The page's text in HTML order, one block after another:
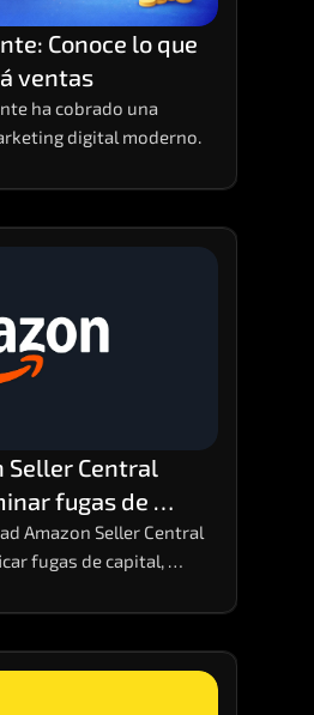
Conoce lo que
ventas
ha cobrado una
digital moderno.
Seller Central
fugas de
rentabilidad
Amazon Seller Central
fugas de capital,
estrategias
datos facilita anticipar
y mejorar márgenes sin
comparativos